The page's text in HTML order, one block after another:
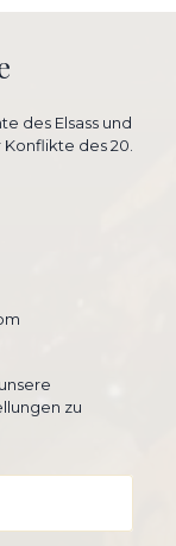
des Elsass und
des 20.
zu